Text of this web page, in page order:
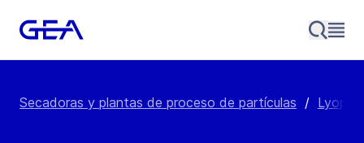
Secadoras y plantas de proceso de partículas /